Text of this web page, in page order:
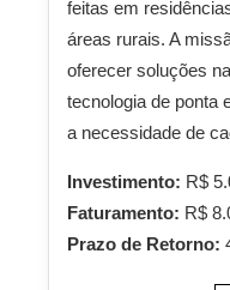
feitas em
áreas rurais. A
oferecer soluções
tecnologia de ponta
a necessidade de
Investimento: R$
Faturamento: R$
Prazo de Retorno: